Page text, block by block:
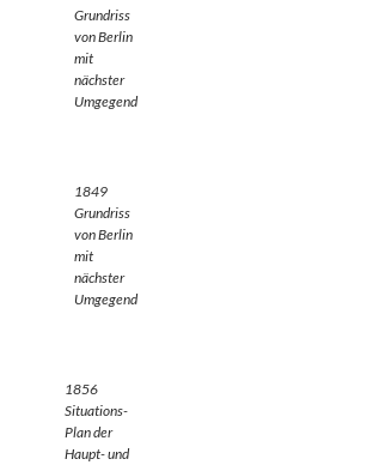
Grundriss
von Berlin
mit
nächster
Umgegend
1849
Grundriss
von Berlin
mit
nächster
Umgegend
1856
Situations-
Plan der
Haupt- und